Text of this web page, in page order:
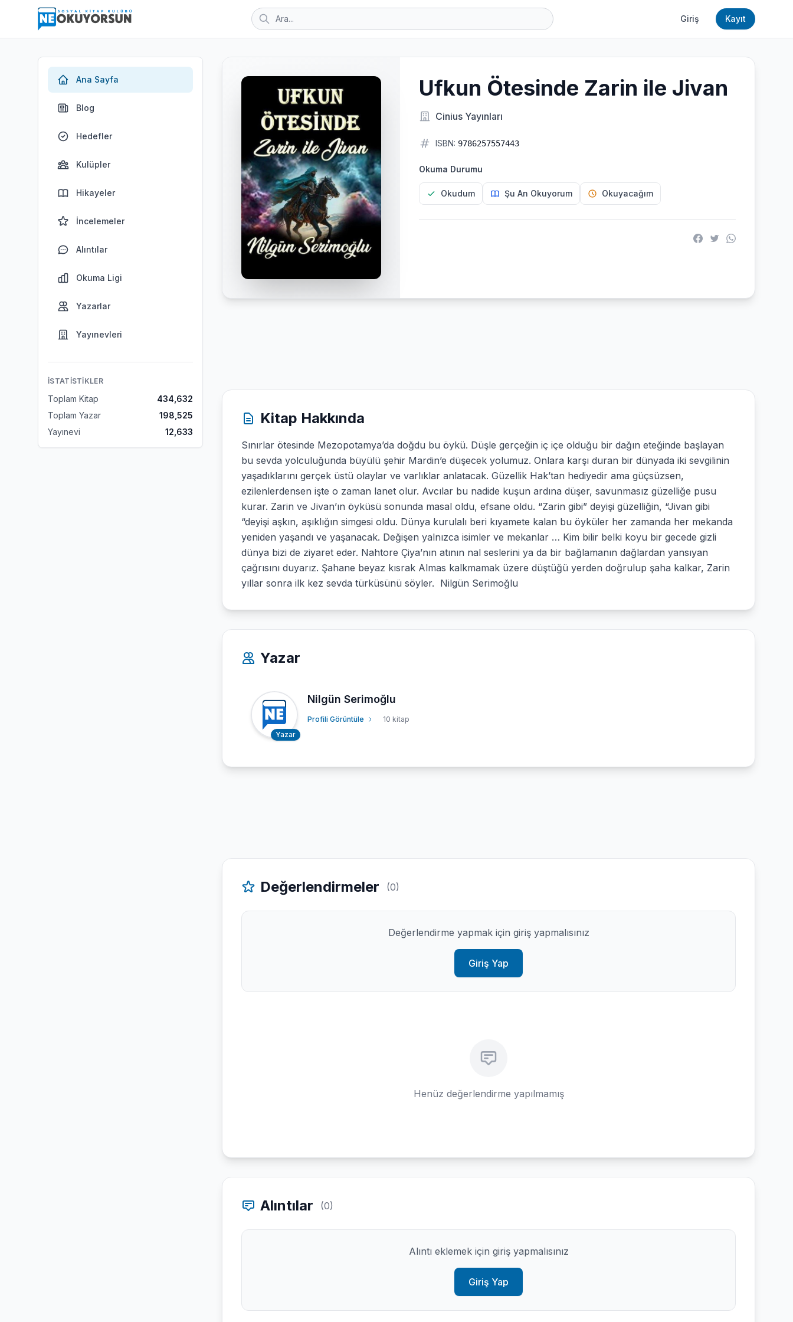
Giriş Kayıt
Ana Sayfa
Blog
Hedefler
Kulüpler
Hikayeler
İncelemeler
Alıntılar
Okuma Ligi
Yazarlar
Yayınevleri
İSTATISTIKLER
Toplam Kitap
434,632
Toplam Yazar
198,525
Yayınevi
12,633
Ufkun Ötesinde Zarin ile Jivan
Cinius Yayınları
ISBN: 9786257557443
Okuma Durumu
Okudum Şu An Okuyorum Okuyacağım
Kitap Hakkında
Sınırlar ötesinde Mezopotamya’da doğdu bu öykü. Düşle gerçeğin iç içe olduğu bir dağın eteğinde başlayan
bu sevda yolculuğunda büyülü şehir Mardin’e düşecek yolumuz. Onlara karşı duran bir dünyada iki sevgilinin
yaşadıklarını gerçek üstü olaylar ve varlıklar anlatacak. Güzellik Hak’tan hediyedir ama güçsüzsen,
ezilenlerdensen işte o zaman lanet olur. Avcılar bu nadide kuşun ardına düşer, savunmasız güzelliğe pusu
kurar. Zarin ve Jivan’ın öyküsü sonunda masal oldu, efsane oldu. “Zarin gibi” deyişi güzelliğin, “Jivan gibi
“deyişi aşkın, aşıklığın simgesi oldu. Dünya kurulalı beri kıyamete kalan bu öyküler her zamanda her mekanda
yeniden yaşandı ve yaşanacak. Değişen yalnızca isimler ve mekanlar … Kim bilir belki koyu bir gecede gizli
dünya bizi de ziyaret eder. Nahtore Çiya’nın atının nal seslerini ya da bir bağlamanın dağlardan yansıyan
çağrısını duyarız. Şahane beyaz kısrak Almas kalkmamak üzere düştüğü yerden doğrulup şaha kalkar, Zarin
yıllar sonra ilk kez sevda türküsünü söyler. Nilgün Serimoğlu
Yazar
Yazar
Nilgün Serimoğlu
Profili Görüntüle 10 kitap
Değerlendirmeler (0)
Değerlendirme yapmak için giriş yapmalısınız
Giriş Yap
Henüz değerlendirme yapılmamış
Alıntılar (0)
Alıntı eklemek için giriş yapmalısınız
Giriş Yap